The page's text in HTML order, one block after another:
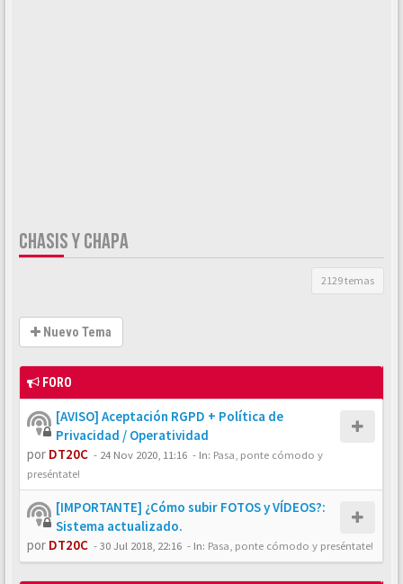
CHASIS Y CHAPA
2129 temas
Nuevo Tema
FORO
[AVISO] Aceptación RGPD + Política de
Privacidad / Operatividad
por DT20C - 24 Nov 2020, 11:16 - In: Pasa, ponte cómodo y
preséntate!
[IMPORTANTE] ¿Cómo subir FOTOS y VÍDEOS?:
Sistema actualizado.
por DT20C -30 Jul 2018, 22:16 - In: Pasa, ponte cómodo y preséntate!